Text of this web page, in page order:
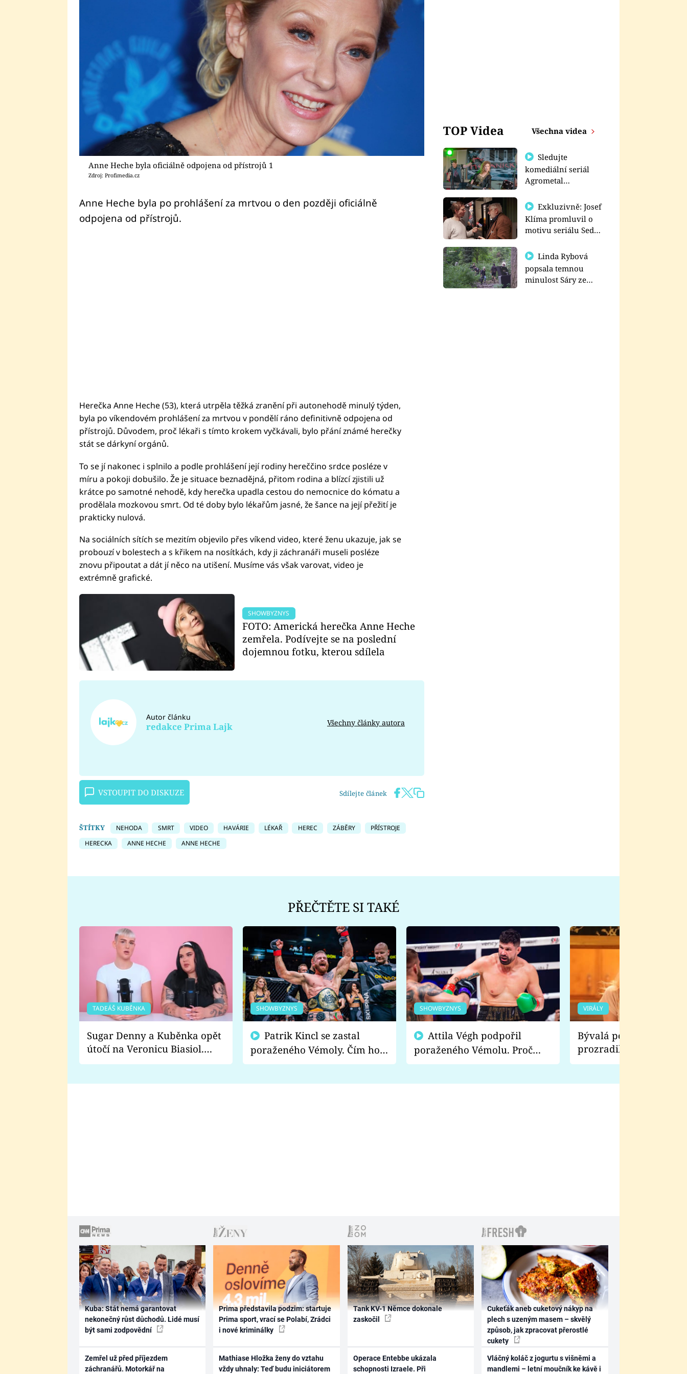
Anne Heche byla oficiálně odpojena od přístrojů 1
Zdroj: Profimedia.cz
Anne Heche byla po prohlášení za mrtvou o den později oficiálně
odpojena od přístrojů.
Herečka Anne Heche (53), která utrpěla těžká zranění při autonehodě minulý týden,
byla po víkendovém prohlášení za mrtvou v pondělí ráno definitivně odpojena od
přístrojů. Důvodem, proč lékaři s tímto krokem vyčkávali, bylo přání známé herečky
stát se dárkyní orgánů.
To se jí nakonec i splnilo a podle prohlášení její rodiny hereččino srdce posléze v
míru a pokoji dobušilo. Že je situace beznadějná, přitom rodina a blízcí zjistili už
krátce po samotné nehodě, kdy herečka upadla cestou do nemocnice do kómatu a
prodělala mozkovou smrt. Od té doby bylo lékařům jasné, že šance na její přežití je
prakticky nulová.
Na sociálních sítích se mezitím objevilo přes víkend video, které ženu ukazuje, jak se
probouzí v bolestech a s křikem na nosítkách, kdy ji záchranáři museli posléze
znovu připoutat a dát jí něco na utišení. Musíme vás však varovat, video je
extrémně grafické.
SHOWBYZNYS
FOTO: Americká herečka Anne Heche
zemřela. Podívejte se na poslední
dojemnou fotku, kterou sdílela
Autor článku
redakce Prima Lajk Všechny články autora
VSTOUPIT DO DISKUZE Sdílejte článek
ŠTÍTKY NEHODA SMRT VIDEO HAVÁRIE LÉKAŘ HEREC ZÁBĚRY
PŘÍSTROJE
HERECKA
ANNE HECHE ANNE HECHE
TOP Videa Všechna videa
Sledujte
komediální seriál
Agrometal
prima+
Exkluzivně: Josef
Klíma promluvil o
motivu seriálu Sedm
Linda Rybová
popsala temnou
minulost Sáry ze
PŘEČTĚTE SI TAKÉ
TADEÁŠ KUBĚNKA
Sugar Denny a Kuběnka opět
útočí na Veronicu Biasiol.
Proč je podle nich falešná a
SHOWBYZNYS
poraženého Vémoly. Čím ho
fanoušci naštvali?
SHOWBYZNYS
poraženého Vémolu. Proč
chce raději zápasit s ním než
VIRÁLY
Bývalá pornoherečka
prozradila, co ji
natáčení Euforie.
Kuba: Stát nemá garantovat
nekonečný růst důchodů. Lidé musí
být sami zodpovědní
Zemřel už před příjezdem
záchranářů. Motorkář na
Prima představila podzim: startuje
Prima sport, vrací se Polabí, Zrádci
i nové kriminálky
Mathiase Hložka ženy do vztahu
vždy uhnaly: Teď budu iniciátorem
Tank KV-1 Němce dokonale
zaskočil
Operace Entebbe ukázala
schopnosti Izraele. Při
Cukeťák aneb cuketový nákyp na
plech s uzeným masem – skvělý
způsob, jak zpracovat přerostlé
cukety
Vláčný koláč z jogurtu s višněmi a
mandlemi – letní moučník ke kávě i